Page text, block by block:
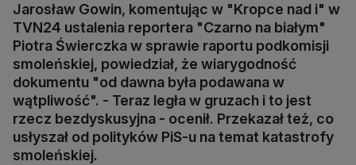
Jarosław Gowin, komentując w "Kropce nad i" w
TVN24 ustalenia reportera "Czarno na białym"
Piotra Świerczka w sprawie raportu podkomisji
smoleńskiej, powiedział, że wiarygodność
dokumentu "od dawna była podawana w
wątpliwość". - Teraz legła w gruzach i to jest
rzecz bezdyskusyjna - ocenił. Przekazał też, co
usłyszał od polityków PiS-u na temat katastrofy
smoleńskiej.